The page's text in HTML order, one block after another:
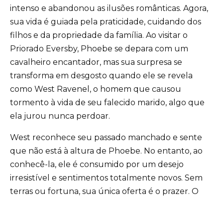
intenso e abandonou as ilusões românticas. Agora,
sua vida é guiada pela praticidade, cuidando dos
filhos e da propriedade da família. Ao visitar o
Priorado Eversby, Phoebe se depara com um
cavalheiro encantador, mas sua surpresa se
transforma em desgosto quando ele se revela
como West Ravenel, o homem que causou
tormento à vida de seu falecido marido, algo que
ela jurou nunca perdoar.
West reconhece seu passado manchado e sente
que não está à altura de Phoebe. No entanto, ao
conhecê-la, ele é consumido por um desejo
irresistível e sentimentos totalmente novos. Sem
terras ou fortuna, sua única oferta é o prazer. O